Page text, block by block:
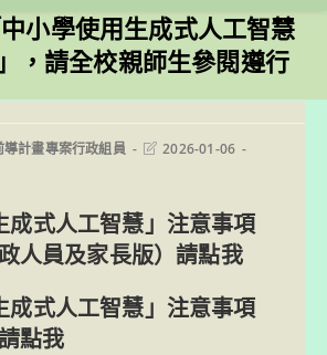
小學使用生成式人工智慧
，請全校親師生參閱遵行
導計畫專案行政組員
Post2026-01-06
成式人工智慧」注意事項
人員及家長版）請點我
成式人工智慧」注意事項
點我